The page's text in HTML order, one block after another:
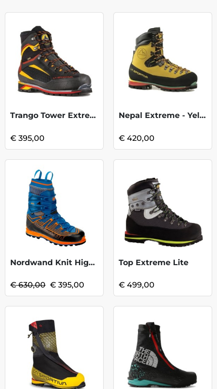
Trango Tower Extreme GTX - Black-Yellow
€ 395,00
Nepal Extreme - Yellow
€ 420,00
Nordwand Knit High GTX-Ice-Sunrise KOOPJ
€ 630,00 € 395,00
Top Extreme Lite
€ 499,00